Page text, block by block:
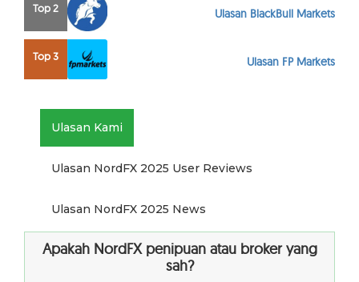
Top 2 Ulasan BlackBull Markets
Top 3 Ulasan FP Markets
Ulasan Kami
Ulasan NordFX 2025 User Reviews
Ulasan NordFX 2025 News
Apakah NordFX penipuan atau broker yang
sah?